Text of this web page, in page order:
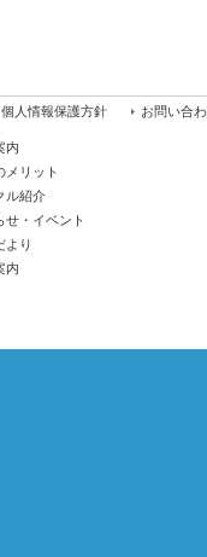
個人情報保護方針 お問い合
内
メリット
ル紹介
せ・イベント
より
内